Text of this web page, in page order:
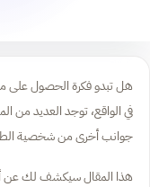
هل تبدو فكرة الحصول على
في الواقع، توجد العديد من
جوانب أخرى من شخصية
هذا المقال سيكشف لك عن